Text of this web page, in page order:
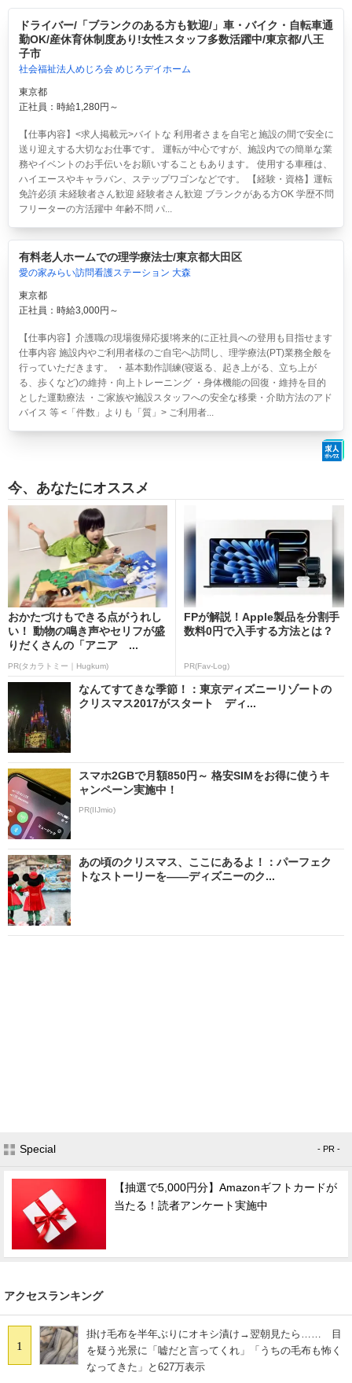
ドライバー/「ブランクのある方も歓迎/」車・バイク・自転車通
勤OK/産休育休制度あり!女性スタッフ多数活躍中/東京都/八王
子市
社会福祉法人めじろ会 めじろデイホーム
東京都
正社員：時給1,280円～
【仕事内容】<求人掲載元>バイトな 利用者さまを自宅と施設の間で安全に
送り迎えする大切なお仕事です。 運転が中心ですが、施設内での簡単な業
務やイベントのお手伝いをお願いすることもあります。 使用する車種は、
ハイエースやキャラバン、ステップワゴンなどです。 【経験・資格】運転
免許必須 未経験者さん歓迎 経験者さん歓迎 ブランクがある方OK 学歴不問
フリーターの方活躍中 年齢不問 パ...
有料老人ホームでの理学療法士/東京都大田区
愛の家みらい訪問看護ステーション 大森
東京都
正社員：時給3,000円～
【仕事内容】介護職の現場復帰応援!将来的に正社員への登用も目指せます
仕事内容 施設内やご利用者様のご自宅へ訪問し、理学療法(PT)業務全般を
行っていただきます。 ・基本動作訓練(寝返る、起き上がる、立ち上が
る、歩くなど)の維持・向上トレーニング ・身体機能の回復・維持を目的
とした運動療法 ・ご家族や施設スタッフへの安全な移乗・介助方法のアド
バイス 等 <「件数」よりも「質」> ご利用者...
今、あなたにオススメ
おかたづけもできる点がうれし
い！ 動物の鳴き声やセリフが盛
りだくさんの「アニア ...
PR(タカラトミー｜Hugkum)
FPが解説！Apple製品を分割手
数料0円で入手する方法とは？
PR(Fav-Log)
なんてすてきな季節！：東京ディズニーリゾートの
クリスマス2017がスタート ディ...
スマホ2GBで月額850円～ 格安SIMをお得に使うキ
ャンペーン実施中！
PR(IIJmio)
あの頃のクリスマス、ここにあるよ！：パーフェク
トなストーリーを――ディズニーのク...
Special - PR -
【抽選で5,000円分】Amazonギフトカードが
当たる！読者アンケート実施中
アクセスランキング
1
掛け毛布を半年ぶりにオキシ漬け→翌朝見たら…… 目
を疑う光景に「嘘だと言ってくれ」「うちの毛布も怖く
なってきた」と627万表示